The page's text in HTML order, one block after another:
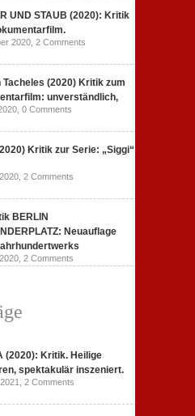
UND STAUB (2020): Kritik
2020, 2 Comments
Tacheles (2020) Kritik zum
unverständlich,
0 Comments
Kritik zur Serie: „Siggi“
2 Comments
BERLIN
Neuauflage
2 Comments
(2020): Kritik. Heilige
spektakulär inszeniert.
2 Comments